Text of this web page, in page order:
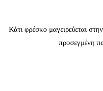
Κάτι φρέσκο μαγειρεύεται
προσεγμένη